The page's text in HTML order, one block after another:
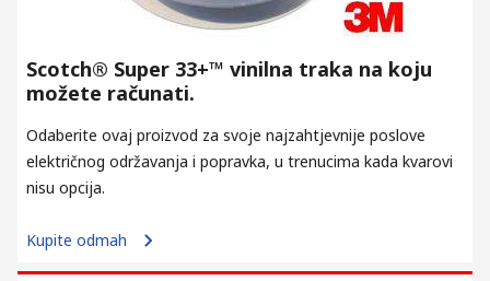
Scotch® Super 33+™ vinilna traka na koju
možete računati.
Odaberite ovaj proizvod za svoje najzahtjevnije poslove
električnog održavanja i popravka, u trenucima kada kvarovi
nisu opcija.
Kupite odmah